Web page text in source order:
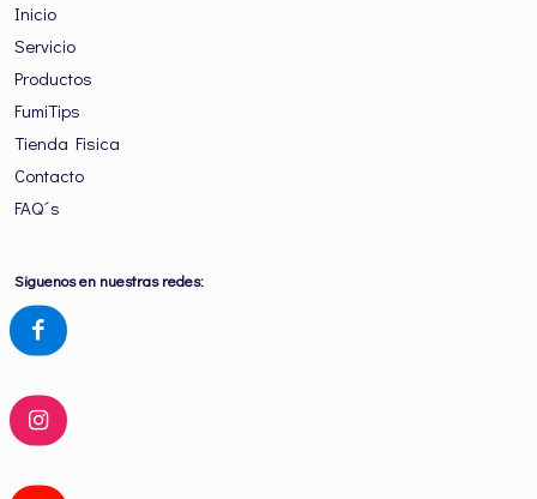
Inicio
Servicio
Productos
FumiTips
Tienda Fisica
Contacto
FAQ´s
Siguenos en nuestras redes: